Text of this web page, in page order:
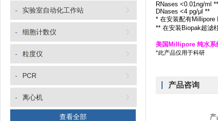
- 实验室自动化工作站
- 细胞计数仪
- 粒度仪
- PCR
- 离心机
查看全部
RNases <0.01ng/ml **
DNases <4 pg/μl **
* 在安装配有Millipore
** 在安装Biopak超滤
美国Millipore 纯水系
*此产品仅用于科研
产品咨询